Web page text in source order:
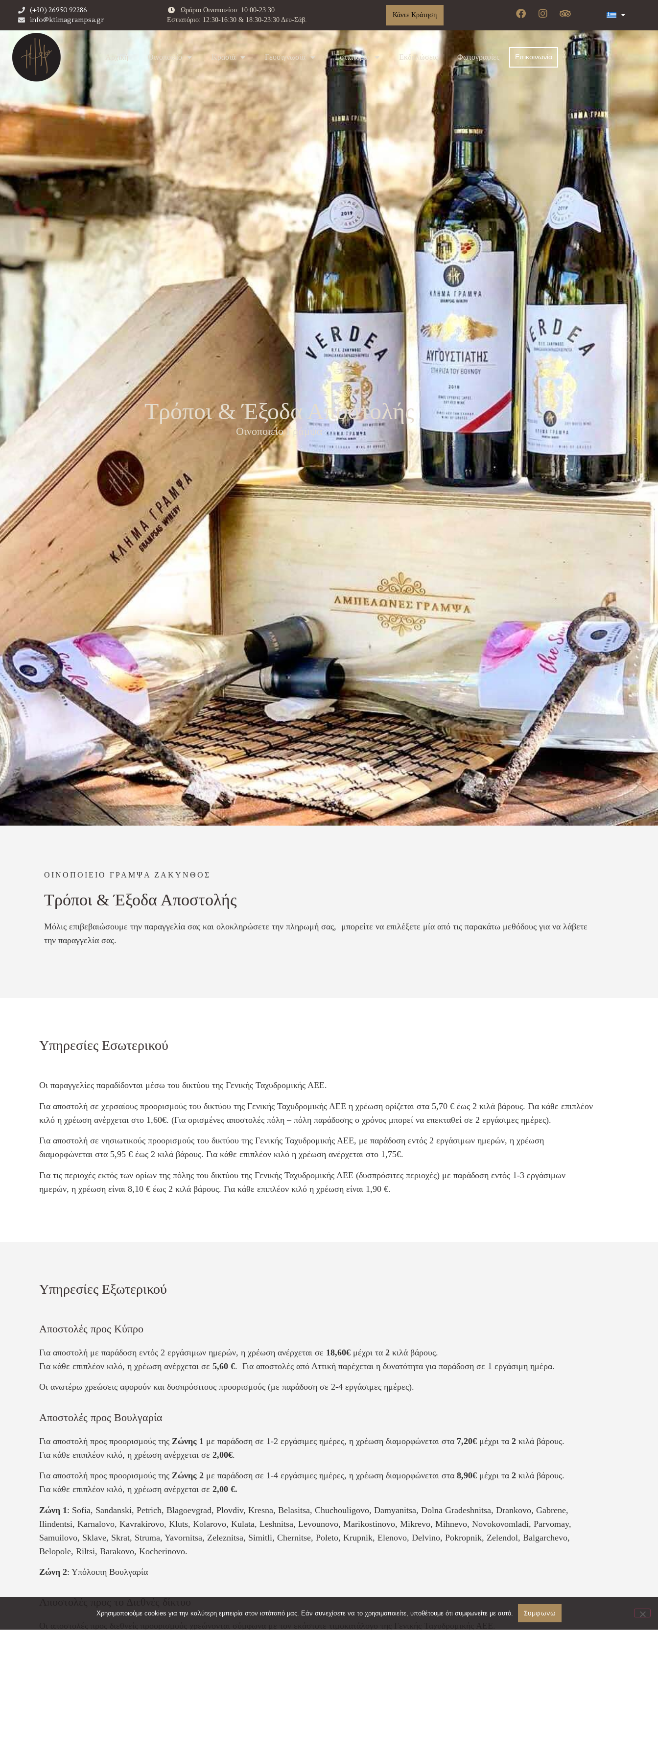
(+30) 26950 92286
info@ktimagrampsa.gr
Ωράριο Οινοποιείου: 10:00-23:30
Εστιατόριο: 12:30-16:30 & 18:30-23:30 Δευ-Σάβ.
Κάντε Κράτηση
Αρχική Oινοποιείο Κρασιά Γευσιγνωσία Εστιατόριο Εκδηλώσεις Φωτογραφίες Επικοινωνία
Τρόποι & Έξοδα Αποστολής
Οινοποιείο Γράμψα
ΟΙΝΟΠΟΙΕΙΟ ΓΡΑΜΨΑ ΖΑΚΥΝΘΟΣ
Τρόποι & Έξοδα Αποστολής
Μόλις επιβεβαιώσουμε την παραγγελία σας και ολοκληρώσετε την πληρωμή σας, μπορείτε να επιλέξετε μία από τις παρακάτω μεθόδους για να λάβετε
την παραγγελία σας.
Υπηρεσίες Εσωτερικού
Οι παραγγελίες παραδίδονται μέσω του δικτύου της Γενικής Ταχυδρομικής ΑΕΕ.
Για αποστολή σε χερσαίους προορισμούς του δικτύου της Γενικής Ταχυδρομικής ΑΕΕ η χρέωση ορίζεται στα 5,70 € έως 2 κιλά βάρους. Για κάθε επιπλέον
κιλό η χρέωση ανέρχεται στο 1,60€. (Για ορισμένες αποστολές πόλη – πόλη παράδοσης ο χρόνος μπορεί να επεκταθεί σε 2 εργάσιμες ημέρες).
Για αποστολή σε νησιωτικούς προορισμούς του δικτύου της Γενικής Ταχυδρομικής ΑΕΕ, με παράδοση εντός 2 εργάσιμων ημερών, η χρέωση
διαμορφώνεται στα 5,95 € έως 2 κιλά βάρους. Για κάθε επιπλέον κιλό η χρέωση ανέρχεται στο 1,75€.
Για τις περιοχές εκτός των ορίων της πόλης του δικτύου της Γενικής Ταχυδρομικής ΑΕΕ (δυσπρόσιτες περιοχές) με παράδοση εντός 1-3 εργάσιμων
ημερών, η χρέωση είναι 8,10 € έως 2 κιλά βάρους. Για κάθε επιπλέον κιλό η χρέωση είναι 1,90 €.
Υπηρεσίες Εξωτερικού
Αποστολές προς Κύπρο
Για αποστολή με παράδοση εντός 2 εργάσιμων ημερών, η χρέωση ανέρχεται σε 18,60€ μέχρι τα 2 κιλά βάρους.
Για κάθε επιπλέον κιλό, η χρέωση ανέρχεται σε 5,60 €. Για αποστολές από Αττική παρέχεται η δυνατότητα για παράδοση σε 1 εργάσιμη ημέρα.
Οι ανωτέρω χρεώσεις αφορούν και δυσπρόσιτους προορισμούς (με παράδοση σε 2-4 εργάσιμες ημέρες).
Αποστολές προς Βουλγαρία
Για αποστολή προς προορισμούς της Ζώνης 1 με παράδοση σε 1-2 εργάσιμες ημέρες, η χρέωση διαμορφώνεται στα 7,20€ μέχρι τα 2 κιλά βάρους.
Για κάθε επιπλέον κιλό, η χρέωση ανέρχεται σε 2,00€.
Για αποστολή προς προορισμούς της Ζώνης 2 με παράδοση σε 1-4 εργάσιμες ημέρες, η χρέωση διαμορφώνεται στα 8,90€ μέχρι τα 2 κιλά βάρους.
Για κάθε επιπλέον κιλό, η χρέωση ανέρχεται σε 2,00 €.
Ζώνη 1 : Sofia, Sandanski, Petrich, Blagoevgrad, Plovdiv, Kresna, Belasitsa, Chuchouligovo, Damyanitsa, Dolna Gradeshnitsa, Drankovo, Gabrene,
Ilindentsi, Karnalovo, Kavrakirovo, Kluts, Kolarovo, Kulata, Leshnitsa, Levounovo, Marikostinovo, Mikrevo, Mihnevo, Novokoνοmladi, Parvomay,
Samuilovo, Sklave, Skrat, Struma, Yavornitsa, Zeleznitsa, Simitli, Chernitse, Poleto, Krupnik, Elenovo, Delvino, Pokropnik, Zelendol, Balgarchevo,
Belopole, Riltsi, Barakovo, Kocherinovo.
Ζώνη 2: Υπόλοιπη Βουλγαρία
Χρησιμοποιούμε cookies για την καλύτερη εμπειρία στον ιστότοπό μας. Εάν συνεχίσετε να το χρησιμοποιείτε, υποθέτουμε ότι συμφωνείτε με αυτό. Συμφωνώ